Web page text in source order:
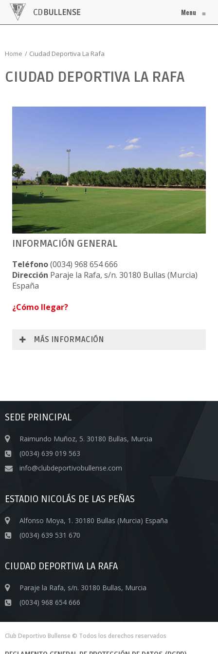
Menu ≡
Home Ciudad Deportiva La Rafa
CIUDAD DEPORTIVA LA RAFA
INFORMACIÓN GENERAL
Teléfono(0034) 968 654 666
Dirección Paraje la Rafa, s/n. 30180 Bullas (Murcia)
España
¿Cómo llegar?
MÁS INFORMACIÓN
SEDE PRINCIPAL
Raimundo Muñoz, 5. 30180 Bullas, Murcia
(0034) 639 019 563
info@clubdeportivobullense.com
ESTADIO NICOLÁS DE LAS PEÑAS
Alfonso Moya, 1. 30180 Bullas (Murcia) España
(0034) 639 531 670
CIUDAD DEPORTIVA LA RAFA
Paraje la Rafa, s/n. 30180 Bullas, Murcia
(0034) 968 654 666
Club Deportivo Bullense © Todos los derechos reservados